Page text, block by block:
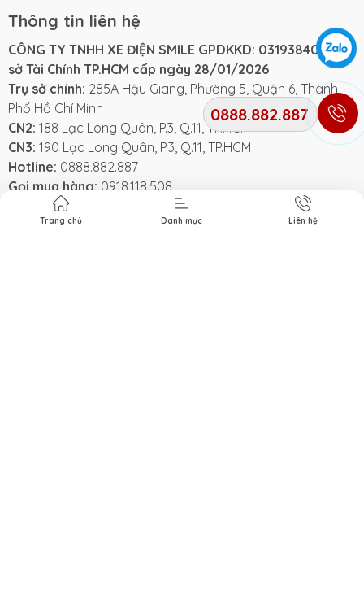
Thông tin liên hệ
CÔNG TY TNHH XE ĐIỆN SMILE GPDKKD: 0319384061 do
sở Tài Chính TP.HCM cấp ngày 28/01/2026
Trụ sở chính: 285A Hậu Giang, Phường 5, Quận 6, Thành
Phố Hồ Chí Minh
CN2: 188 Lạc Long Quân, P.3, Q.11, TP.HCM
CN3: 190 Lạc Long Quân, P.3, Q.11, TP.HCM
Hotline: 0888.882.887
Gọi mua hàng: 0918.118.508
Hỗ trợ kỹ thuật 24/7:
0969.823.528
Email:Xediensmile@gmai.com
0888.882.887
Trang chủ Danh mục Liên hệ